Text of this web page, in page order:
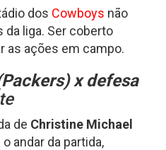
dos Cowboys não
liga. Ser coberto
as ações em campo.
Packers) x defesa
de Christine Michael
andar da partida,